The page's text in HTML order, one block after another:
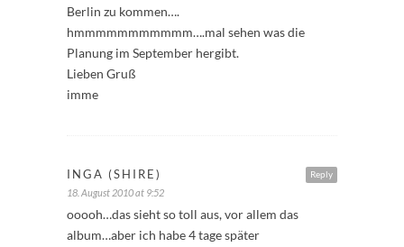
Berlin zu kommen….
hmmmmmmmmmmm….mal sehen was die
Planung im September hergibt.
Lieben Gruß
imme
Reply
INGA (SHIRE)
18. August 2010 at 9:52
ooooh…das sieht so toll aus, vor allem das
album…aber ich habe 4 tage später